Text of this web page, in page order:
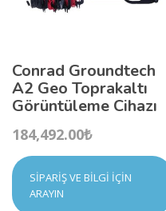
Conrad Groundtech
A2 Geo Toprakaltı
Görüntüleme Cihazı
184,492.00₺
SIPARIŞ VE BILGI İÇIN
ARAYIN